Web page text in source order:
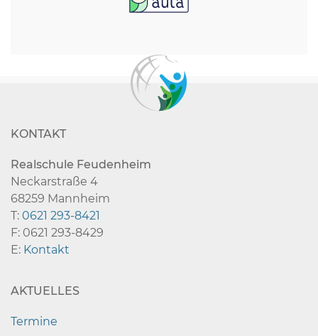
KONTAKT
Realschule Feudenheim
Neckarstraße 4
68259 Mannheim
T: 0621 293-8421
F: 0621 293-8429
E: Kontakt
AKTUELLES
Termine